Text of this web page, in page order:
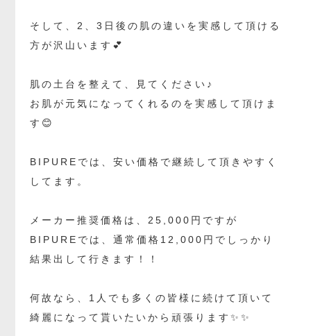
そして、2、3日後の肌の違いを実感して頂ける
方が沢山います💕
肌の土台を整えて、見てください♪
お肌が元気になってくれるのを実感して頂けま
す😊
BIPUREでは、安い価格で継続して頂きやすく
してます。
メーカー推奨価格は、25,000円ですが
BIPUREでは、通常価格12,000円でしっかり
結果出して行きます！！
何故なら、1人でも多くの皆様に続けて頂いて
綺麗になって貰いたいから頑張ります✨✨